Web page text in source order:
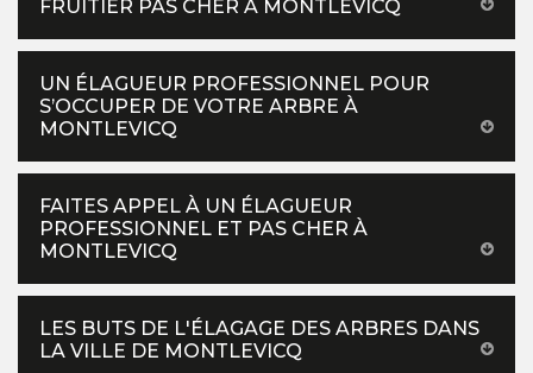
FRUITIER PAS CHER À MONTLEVICQ
UN ÉLAGUEUR PROFESSIONNEL POUR
S’OCCUPER DE VOTRE ARBRE À
MONTLEVICQ
FAITES APPEL À UN ÉLAGUEUR
PROFESSIONNEL ET PAS CHER À
MONTLEVICQ
LES BUTS DE L'ÉLAGAGE DES ARBRES DANS
LA VILLE DE MONTLEVICQ